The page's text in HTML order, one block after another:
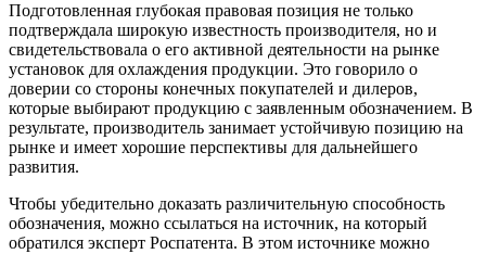
Подготовленная глубокая правовая позиция не только
подтверждала широкую известность производителя, но и
свидетельствовала о его активной деятельности на рынке
установок для охлаждения продукции. Это говорило о
доверии со стороны конечных покупателей и дилеров,
которые выбирают продукцию с заявленным обозначением. В
результате, производитель занимает устойчивую позицию на
рынке и имеет хорошие перспективы для дальнейшего
развития.
Чтобы убедительно доказать различительную способность
обозначения, можно ссылаться на источник, на который
обратился эксперт Роспатента. В этом источнике можно